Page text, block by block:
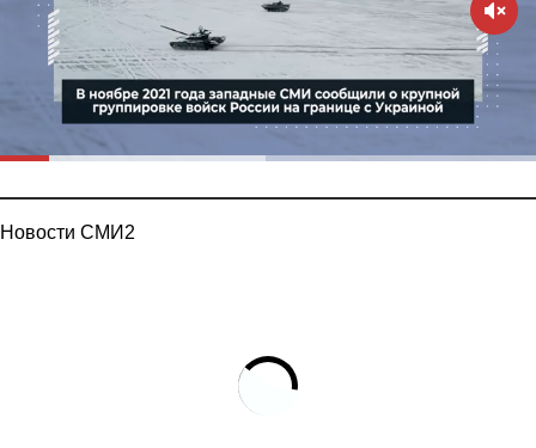
Новости СМИ2